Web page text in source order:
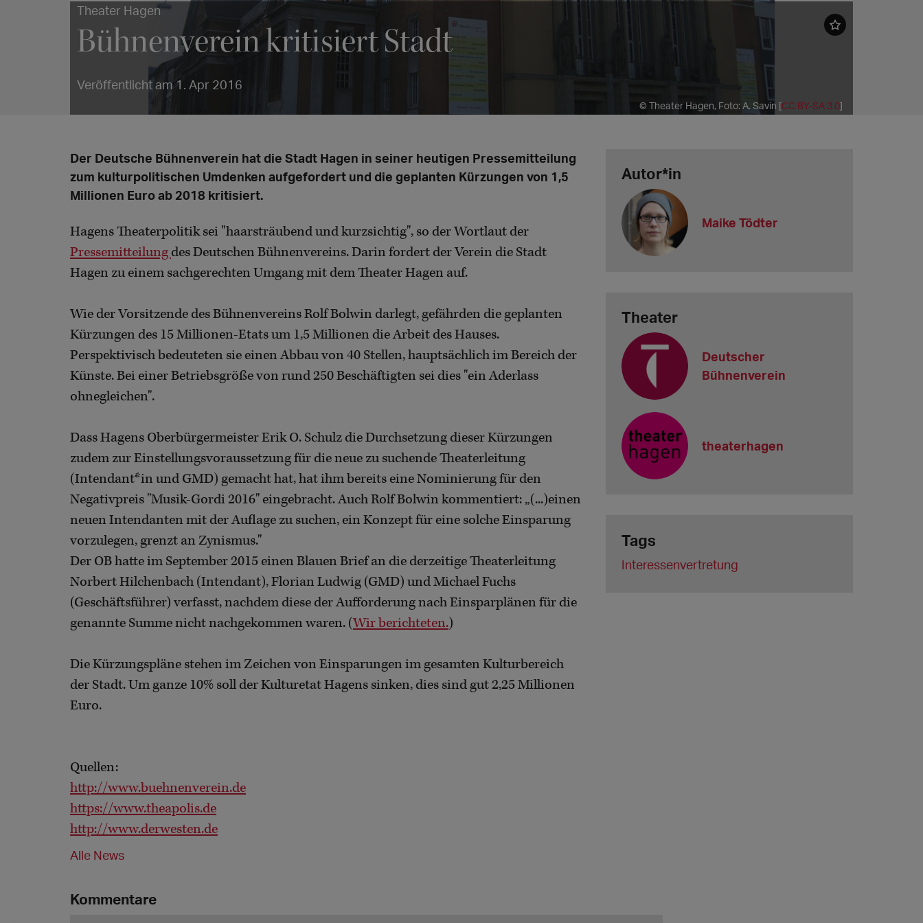
Theater Hagen
Bühnenverein kritisiert Stadt
Veröffentlicht am 1. Apr 2016
© Theater Hagen, Foto: A. Savin [CC BY-SA 3.0]
Der Deutsche Bühnenverein hat die Stadt Hagen in seiner heutigen Pressemitteilung
zum kulturpolitischen Umdenken aufgefordert und die geplanten Kürzungen von 1,5
Millionen Euro ab 2018 kritisiert.
Hagens Theaterpolitik sei "haarsträubend und kurzsichtig", so der Wortlaut der
Pressemitteilung des Deutschen Bühnenvereins. Darin fordert der Verein die Stadt
Hagen zu einem sachgerechten Umgang mit dem Theater Hagen auf.
Wie der Vorsitzende des Bühnenvereins Rolf Bolwin darlegt, gefährden die geplanten
Kürzungen des 15 Millionen-Etats um 1,5 Millionen die Arbeit des Hauses.
Perspektivisch bedeuteten sie einen Abbau von 40 Stellen, hauptsächlich im Bereich der
Künste. Bei einer Betriebsgröße von rund 250 Beschäftigten sei dies "ein Aderlass
ohnegleichen".
Dass Hagens Oberbürgermeister Erik O. Schulz die Durchsetzung dieser Kürzungen
zudem zur Einstellungsvoraussetzung für die neue zu suchende Theaterleitung
(Intendant*in und GMD) gemacht hat, hat ihm bereits eine Nominierung für den
Negativpreis "Musik-Gordi 2016" eingebracht. Auch Rolf Bolwin kommentiert: „(...)einen
neuen Intendanten mit der Auflage zu suchen, ein Konzept für eine solche Einsparung
vorzulegen, grenzt an Zynismus."
Der OB hatte im September 2015 einen Blauen Brief an die derzeitige Theaterleitung
Norbert Hilchenbach (Intendant), Florian Ludwig (GMD) und Michael Fuchs
(Geschäftsführer) verfasst, nachdem diese der Aufforderung nach Einsparplänen für die
genannte Summe nicht nachgekommen waren. (Wir berichteten.)
Die Kürzungspläne stehen im Zeichen von Einsparungen im gesamten Kulturbereich
der Stadt. Um ganze 10% soll der Kulturetat Hagens sinken, dies sind gut 2,25 Millionen
Euro.
Quellen:
http://www.buehnenverein.de
https://www.theapolis.de
http://www.derwesten.de
Alle News
Autor*in
Maike Tödter
Theater
Deutscher
Bühnenverein
theaterhagen
Tags
Interessenvertretung
Kommentare